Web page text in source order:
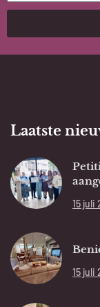
Laatste
15 juli
15 juli